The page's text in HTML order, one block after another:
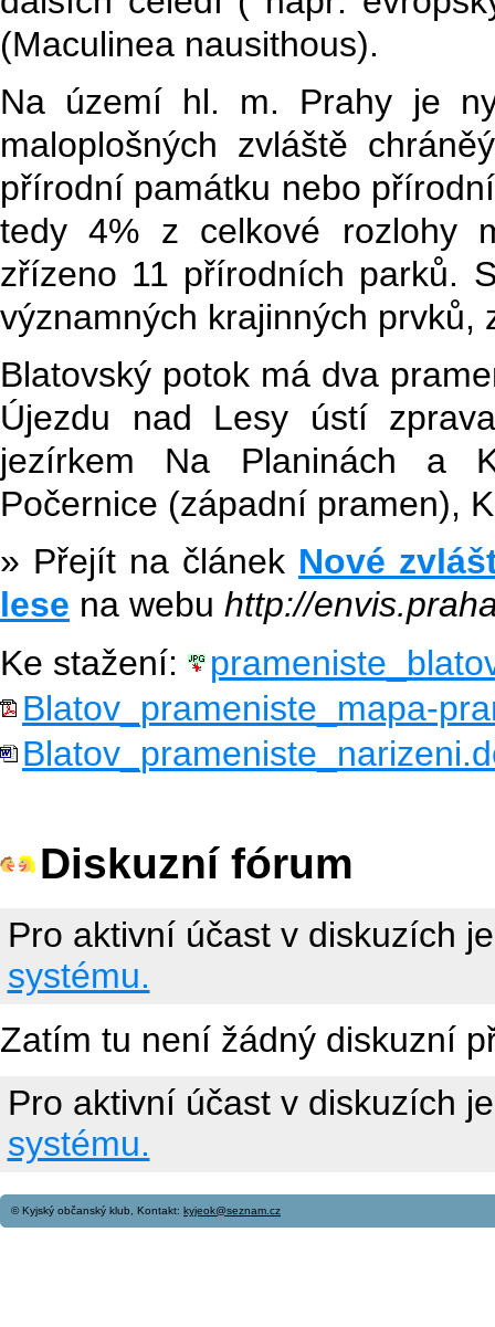
(Maculinea nausithous).
Na území hl. m. Prahy je
maloplošných zvláště
přírodní památku nebo
tedy 4% z celkové rozlohy
zřízeno 11 přírodních parků.
významných krajinných prvků,
Blatovský potok má dva
Újezdu nad Lesy ústí
jezírkem Na Planinách a
Počernice (západní pramen),
» Přejít na článek Nové
lese na webu http://
Ke stažení:
Blatov_prameniste_mapa-
Diskuzní fórum
Pro aktivní účast v diskuzích
systému.
Zatím tu není žádný diskuzní
Pro aktivní účast v diskuzích
systému.
© Kyjský občanský klub, Kontakt: kyjeok@seznam.cz